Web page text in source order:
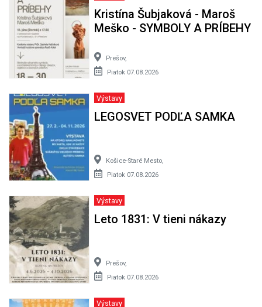
Kristína Šubjaková - Maroš
Meško - SYMBOLY A PRÍBEHY
Prešov,
Piatok 07.08.2026
Výstavy
LEGOSVET PODĽA SAMKA
Košice-Staré Mesto,
Piatok 07.08.2026
Výstavy
Leto 1831: V tieni nákazy
Prešov,
Piatok 07.08.2026
Výstavy